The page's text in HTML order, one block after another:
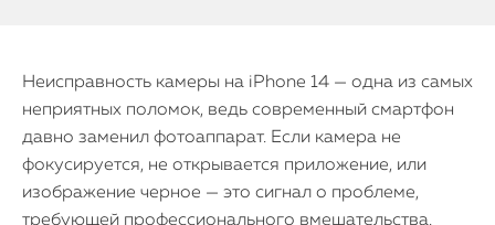
Неисправность камеры на iPhone 14 — одна из самых
неприятных поломок, ведь современный смартфон
давно заменил фотоаппарат. Если камера не
фокусируется, не открывается приложение, или
изображение черное — это сигнал о проблеме,
требующей профессионального вмешательства.